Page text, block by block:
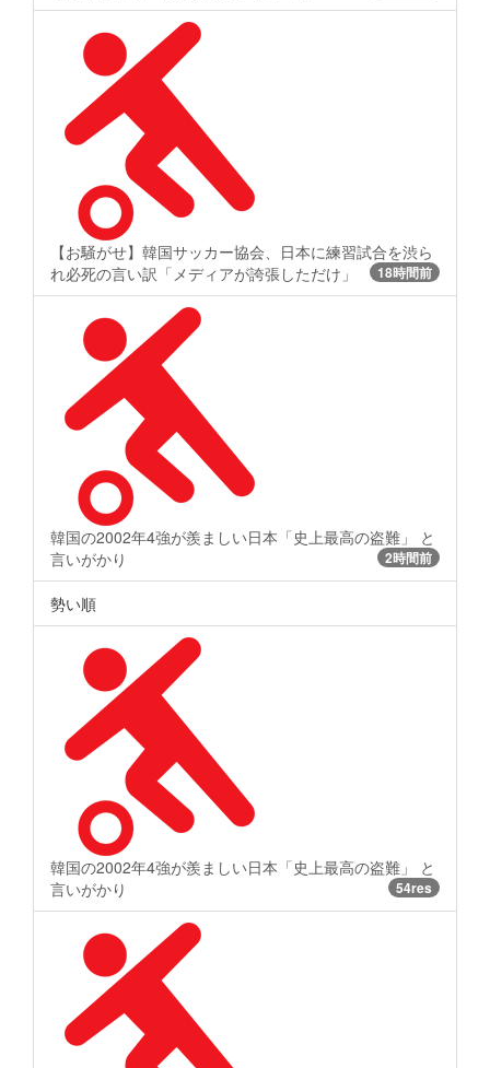
【お騒がせ】韓国サッカー協会、日本に練習試合を渋ら
れ必死の言い訳「メディアが誇張しただけ」
18時間前
韓国の2002年4強が羨ましい日本「史上最高の盗難」 と
言いがかり
2時間前
勢い順
韓国の2002年4強が羨ましい日本「史上最高の盗難」 と
言いがかり
54res